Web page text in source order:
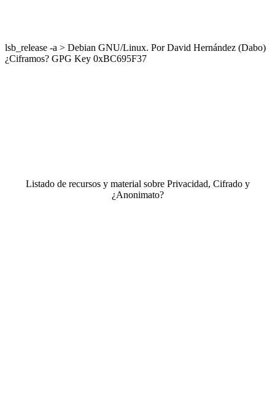
lsb_release -a > Debian GNU/Linux. Por David Hernández (Dabo)
¿Ciframos? GPG Key 0xBC695F37
Listado de recursos y material sobre Privacidad, Cifrado y
¿Anonimato?